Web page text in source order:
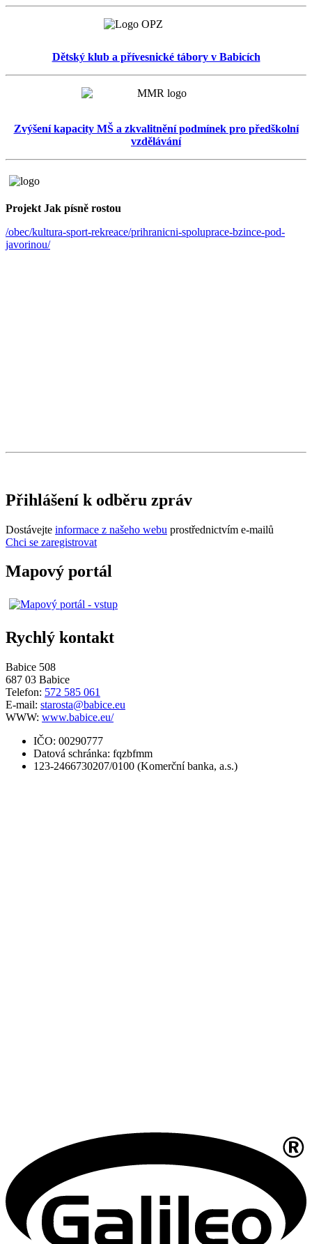
Dětský klub a přívesnické tábory v Babicích
Zvýšení kapacity MŠ a zkvalitnění podmínek pro předškolní
vzdělávání
Projekt Jak písně rostou
/obec/kultura-sport-rekreace/prihranicni-spoluprace-bzince-pod-
javorinou/
Přihlášení k odběru zpráv
Dostávejte informace z našeho webu prostřednictvím e-mailů
Chci se zaregistrovat
Mapový portál
Rychlý kontakt
Babice 508
687 03 Babice
Telefon: 572 585 061
E-mail: starosta@babice.eu
WWW: www.babice.eu/
IČO: 00290777
Datová schránka: fqzbfmm
123-2466730207/0100 (Komerční banka, a.s.)